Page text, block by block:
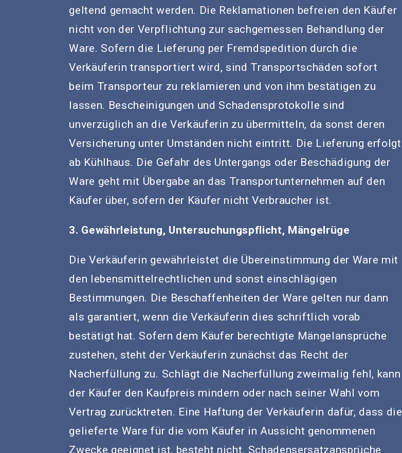
geltend gemacht werden. Die Reklamationen befreien den Käufer
nicht von der Verpflichtung zur sachgemessen Behandlung der
Ware. Sofern die Lieferung per Fremdspedition durch die
Verkäuferin transportiert wird, sind Transportschäden sofort
beim Transporteur zu reklamieren und von ihm bestätigen zu
lassen. Bescheinigungen und Schadensprotokolle sind
unverzüglich an die Verkäuferin zu übermitteln, da sonst deren
Versicherung unter Umständen nicht eintritt. Die Lieferung erfolgt
ab Kühlhaus. Die Gefahr des Untergangs oder Beschädigung der
Ware geht mit Übergabe an das Transportunternehmen auf den
Käufer über, sofern der Käufer nicht Verbraucher ist.
3. Gewährleistung, Untersuchungspflicht, Mängelrüge
Die Verkäuferin gewährleistet die Übereinstimmung der Ware mit
den lebensmittelrechtlichen und sonst einschlägigen
Bestimmungen. Die Beschaffenheiten der Ware gelten nur dann
als garantiert, wenn die Verkäuferin dies schriftlich vorab
bestätigt hat. Sofern dem Käufer berechtigte Mängelansprüche
zustehen, steht der Verkäuferin zunächst das Recht der
Nacherfüllung zu. Schlägt die Nacherfüllung zweimalig fehl, kann
der Käufer den Kaufpreis mindern oder nach seiner Wahl vom
Vertrag zurücktreten. Eine Haftung der Verkäuferin dafür, dass die
gelieferte Ware für die vom Käufer in Aussicht genommenen
Zwecke geeignet ist, besteht nicht. Schadensersatzansprüche